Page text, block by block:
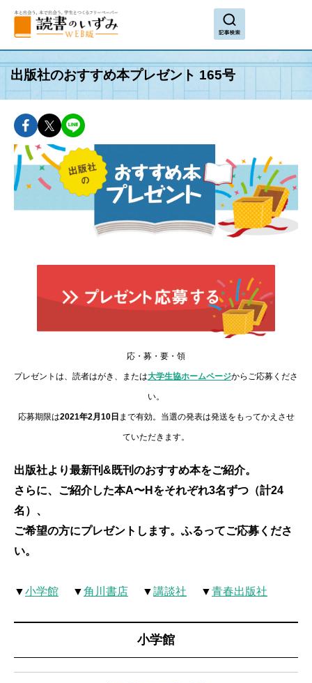
search
出版社のおすすめ本プレゼント 165号
facebookでshareできます
twitterでshareできます
応・募・要・領
プレゼントは、読者はがき、または大学生協ホームページからご応募くださ
い。
応募期限は2021年2月10日 まで有効。当選の発表は発送をもってかえさせ
ていただきます。
出版社より最新刊&既刊のおすすめ本をご紹介。
さらに、ご紹介した本A〜Hをそれぞれ3名ずつ（計24
名）、
ご希望の方にプレゼントします。ふるってご応募くださ
い。
▼小学館 ▼角川書店 ▼講談社 ▼青春出版社
小学館